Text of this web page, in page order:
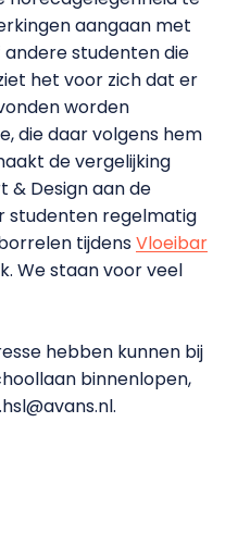
aangaan met
studenten die
het voor zich dat er
worden
die daar volgens hem
de vergelijking
& Design aan de
studenten regelmatig
tijdensVloeibar
We staan voor veel
hebben kunnen bij
binnenlopen,